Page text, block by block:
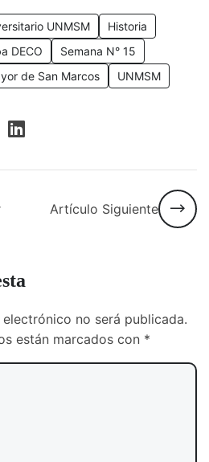
UNMSM
Historia
DECO
Semana N° 15
de San Marcos
UNMSM
Artículo Siguiente
no será publicada.
están marcados con *